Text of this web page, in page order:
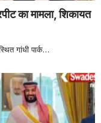
का मामला, शिकायत
गांधी पार्क…